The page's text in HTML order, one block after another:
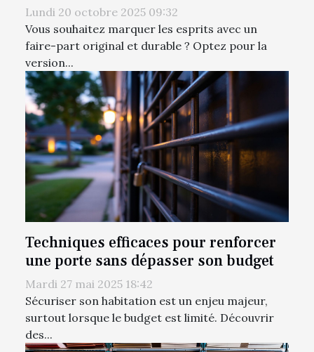
Lundi 20 octobre 2025 09:32
Vous souhaitez marquer les esprits avec un
faire-part original et durable ? Optez pour la
version...
Techniques efficaces pour renforcer
une porte sans dépasser son budget
Mardi 27 mai 2025 18:42
Sécuriser son habitation est un enjeu majeur,
surtout lorsque le budget est limité. Découvrir
des...